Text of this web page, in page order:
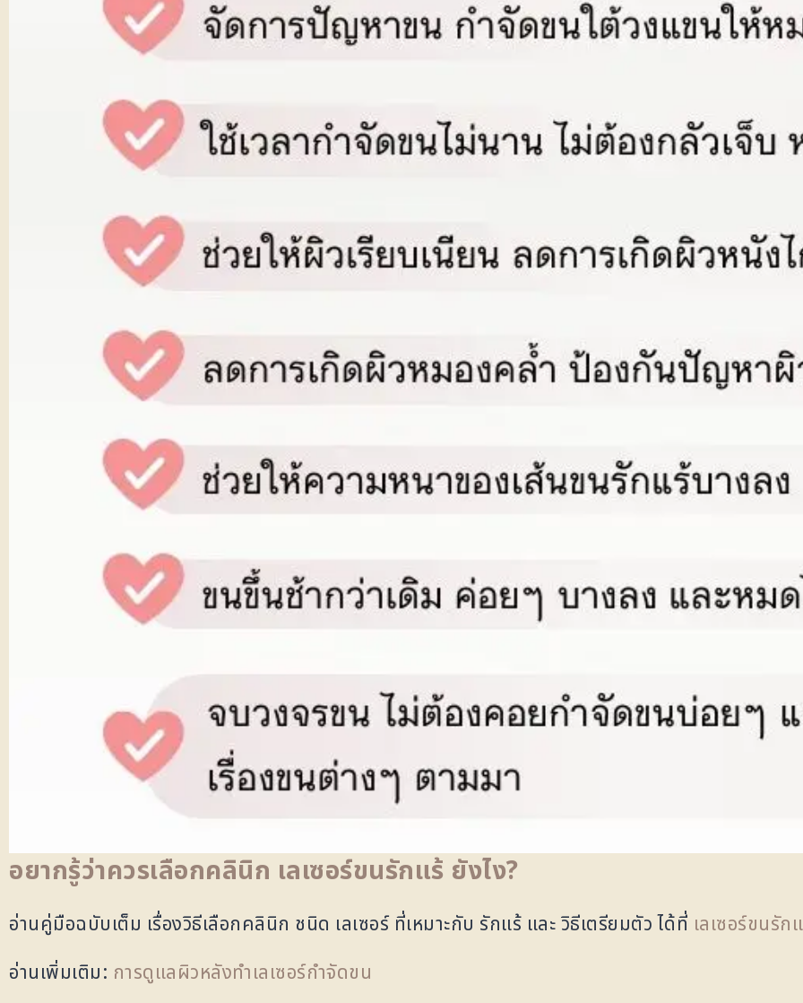
อยากรู้ว่าควรเลือกคลินิก เลเซอร์ขนรักแร้ ยังไง?
อ่านคู่มือฉบับเต็ม เรื่องวิธีเลือกคลินิก ชนิด เลเซอร์ ที่เหมาะกับ รักแร้ และ วิธีเตรียมตัว ได้ที่ เลเซอร์ขนรั
อ่านเพิ่มเติม: การดูแลผิวหลังทำเลเซอร์กำจัดขน